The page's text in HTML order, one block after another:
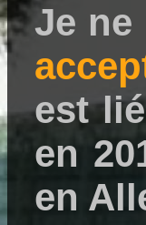
Je
est
en
en